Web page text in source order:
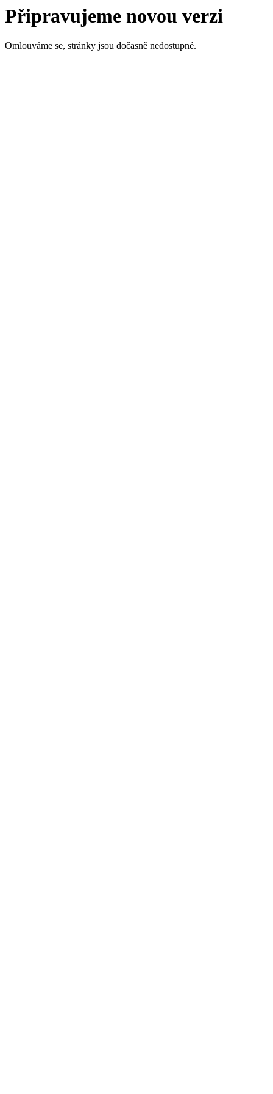
Připravujeme novou verzi
Omlouváme se, stránky jsou dočasně nedostupné.